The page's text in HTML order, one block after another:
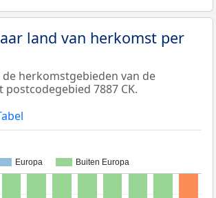
land van herkomst per
de herkomstgebieden van de
7887 CK.
Europa Buiten Europa